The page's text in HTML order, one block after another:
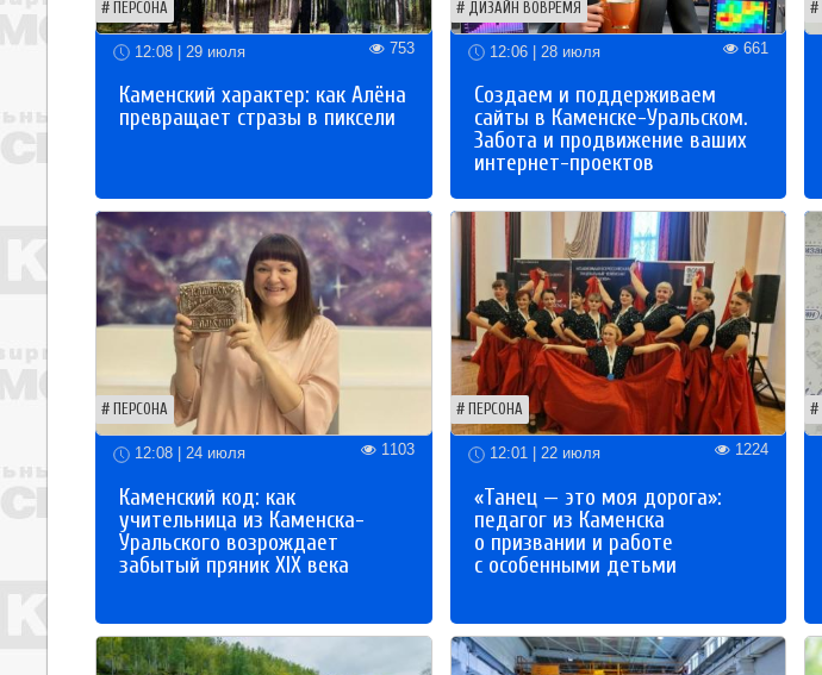
ПЕРСОНА
12:08 | 29 июля 753
Каменский характер: как Алёна
превращает стразы в пиксели
ДИЗАЙН ВОВРЕМЯ
12:06 | 28 июля 661
Создаем и поддерживаем
сайты в Каменске-Уральском.
Забота и продвижение ваших
интернет-проектов
ПЕРСОНА
12:08 | 24 июля 1103
Каменский код: как
учительница из Каменска-
Уральского возрождает
забытый пряник XIX века
ПЕРСОНА
12:01 | 22 июля 1224
«Танец — это моя дорога»:
педагог из Каменска
о призвании и работе
с особенными детьми